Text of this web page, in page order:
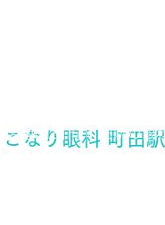
こなり眼科 町田駅
​東京都町田市 町田駅の眼科